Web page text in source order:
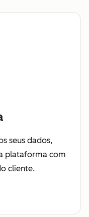
seus dados,
plataforma com
cliente.